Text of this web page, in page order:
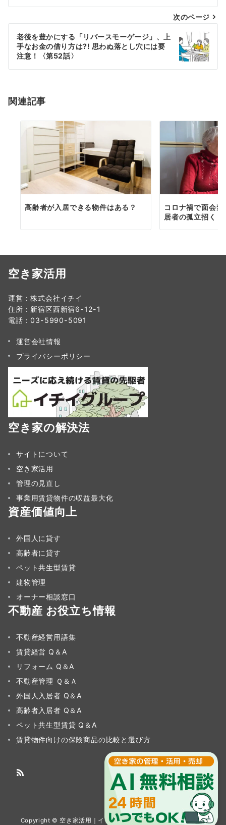
ナ
ビ
ゲ
ー
ョ
ン
次のページ
老後を豊かにする「リバースモーゲージ」、上
手なお金の借り方は?! 思わぬ落とし穴には要
注意！〈第52話〉
関連記事
高齢者が入居できる物件はある？
コロナ禍で面会
居者の孤立招く
空き家活用
運営：株式会社イチイ
住所：新宿区西新宿6-12-1
電話：03-5990-5091
運営会社情報
プライバシーポリシー
空き家の解決法
サイトについて
空き家活用
管理の見直し
事業用賃貸物件の収益最大化
資産価値向上
外国人に貸す
高齢者に貸す
ペット共生型賃貸
建物管理
オーナー相談窓口
不動産 お役立ち情報
不動産経営用語集
賃貸経営 Q＆A
リフォーム Q＆A
不動産管理 Ｑ＆Ａ
外国人入居者 Q＆A
高齢者入居者 Q＆A
ペット共生型賃貸 Q＆A
賃貸物件向けの保険商品の比較と選び方
Copyright © 空き家活用｜イチイグループ All Rights Reserved.